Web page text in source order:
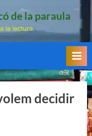
de la paraula
la lectura.
decidir